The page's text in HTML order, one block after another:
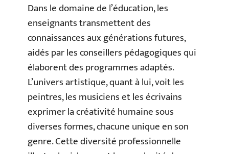
Dans le domaine de l’éducation, les
enseignants transmettent des
connaissances aux générations futures,
aidés par les conseillers pédagogiques qui
élaborent des programmes adaptés.
L’univers artistique, quant à lui, voit les
peintres, les musiciens et les écrivains
exprimer la créativité humaine sous
diverses formes, chacune unique en son
genre. Cette diversité professionnelle